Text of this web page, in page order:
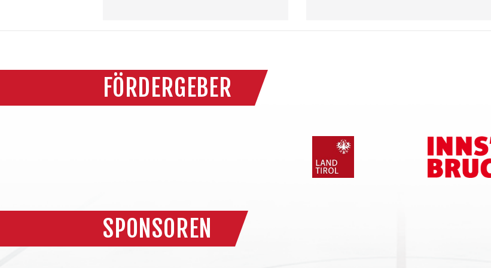
FÖRDERGEBER
SPONSOREN